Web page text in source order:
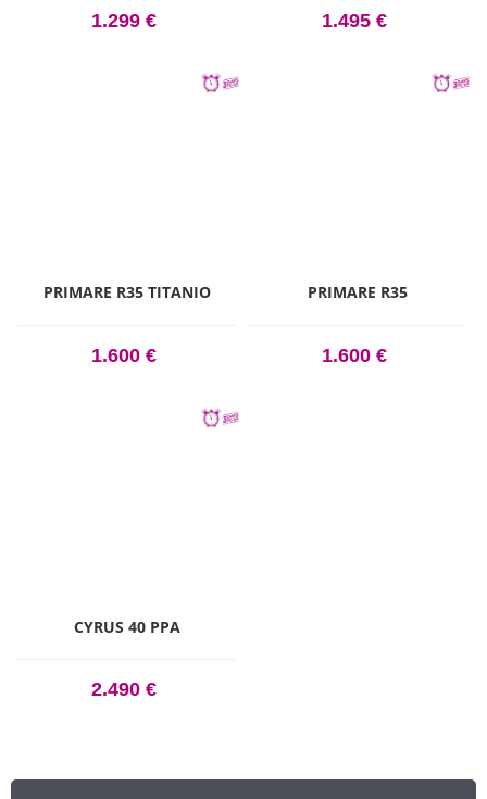
1.299 € 1.495 €
PRIMARE R35 TITANIO
1.600 €
PRIMARE R35
1.600 €
CYRUS 40 PPA
2.490 €